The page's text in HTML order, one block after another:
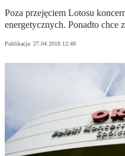
Poza przejęciem Lotosu
energetycznych. Ponadto chce
Publikacja: 27.04.2018 12:48